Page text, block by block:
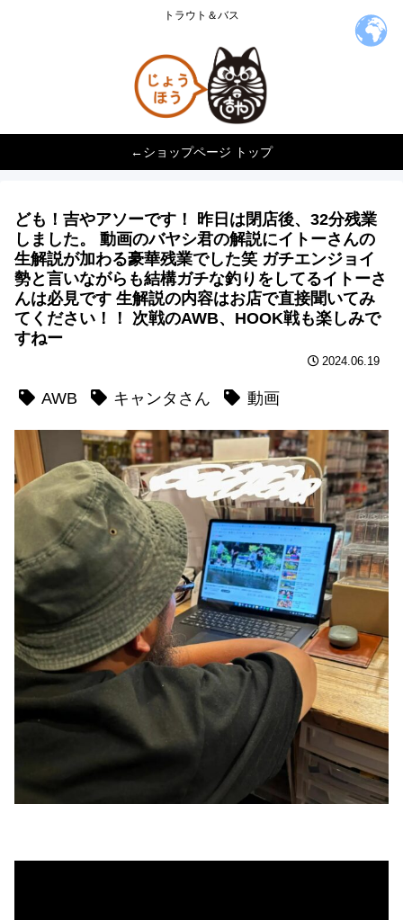
トラウト＆バス
←ショップページ トップ
ども！吉やアソーです！ 昨日は閉店後、32分残業
しました。 動画のバヤシ君の解説にイトーさんの
生解説が加わる豪華残業でした笑 ガチエンジョイ
勢と言いながらも結構ガチな釣りをしてるイトーさ
んは必見です 生解説の内容はお店で直接聞いてみ
てください！！ 次戦のAWB、HOOK戦も楽しみで
すねー
2024.06.19
AWB キャンタさん 動画